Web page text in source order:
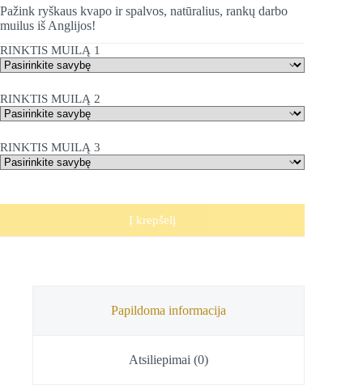
16,47 €.
14,79 €.
Pažink ryškaus kvapo ir spalvos, natūralius, rankų darbo
muilus iš Anglijos!
RINKTIS MUILĄ 1
RINKTIS MUILĄ 2
RINKTIS MUILĄ 3
Į krepšelį
Papildoma informacija
Atsiliepimai (0)